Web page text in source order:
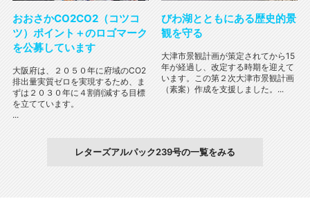
おおさかCO2CO2（コツコ
ツ）ポイント＋のロゴマーク
を公募しています
大阪府は、２０５０年に府域のCO2
排出量実質ゼロを実現するため、ま
ずは２０３０年に４割削減する目標
を立てています。
...
びわ湖とともにある歴史的景
観を守る
大津市景観計画が策定されてから15
年が経過し、改定する時期を迎えて
います。この第２次大津市景観計画
（素案）作成を支援しました。...
レターズアルパック239号の一覧をみる